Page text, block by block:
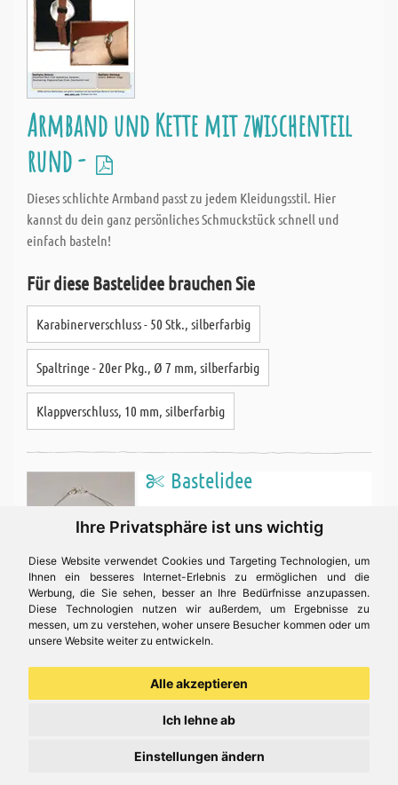
Ihre Privatsphäre ist uns wichtig
Diese Website verwendet Cookies und Targeting Technologien, um
Ihnen ein besseres Internet-Erlebnis zu ermöglichen und die
Werbung, die Sie sehen, besser an Ihre Bedürfnisse anzupassen.
Diese Technologien nutzen wir außerdem, um Ergebnisse zu
messen, um zu verstehen, woher unsere Besucher kommen oder um
unsere Website weiter zu entwickeln.
Alle akzeptieren
Ich lehne ab
Einstellungen ändern
Armband und Kette mit zwischenteil
rund -
Dieses schlichte Armband passt zu jedem Kleidungsstil. Hier
kannst du dein ganz persönliches Schmuckstück schnell und
einfach basteln!
Für diese Bastelidee brauchen Sie
Karabinerverschluss - 50 Stk., silberfarbig
Spaltringe - 20er Pkg., Ø 7 mm, silberfarbig
Klappverschluss, 10 mm, silberfarbig
Bastelidee
Deluxe Halskette -
Diese coole Kette passt zu jedem Outfit und kann mit